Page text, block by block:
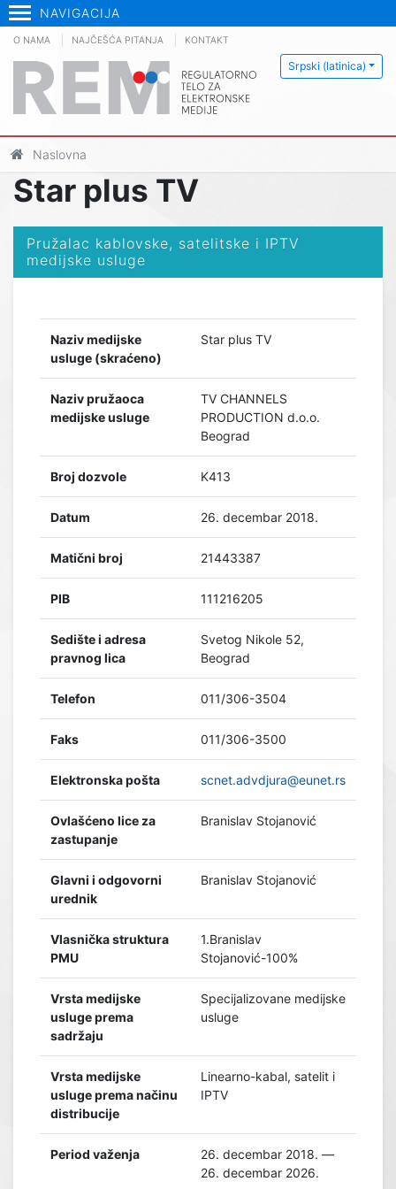
NAVIGACIJA
Srpski (latinica)
O NAMA NAJČEŠĆA PITANJA KONTAKT
Naslovna
Star plus TV
Pružalac kablovske, satelitske i IPTV
medijske usluge
Naziv medijske
usluge (skraćeno)
Star plus TV
Naziv pružaoca
medijske usluge
TV CHANNELS
PRODUCTION d.o.o.
Beograd
Broj dozvole K413
Datum 26. decembar 2018.
Matični broj 21443387
PIB 111216205
Sedište i adresa
pravnog lica
Svetog Nikole 52,
Beograd
Telefon 011/306-3504
Faks 011/306-3500
Elektronska pošta scnet.advdjura@eunet.rs
Ovlašćeno lice za
zastupanje
Branislav Stojanović
Glavni i odgovorni
urednik
Branislav Stojanović
Vlasnička struktura
PMU
1.Branislav
Stojanović-100%
Vrsta medijske
usluge prema
sadržaju
Specijalizovane medijske
usluge
Vrsta medijske
usluge prema načinu
distribucije
Linearno-kabal, satelit i
IPTV
Period važenja
26. decembar 2018. —
26. decembar 2026.